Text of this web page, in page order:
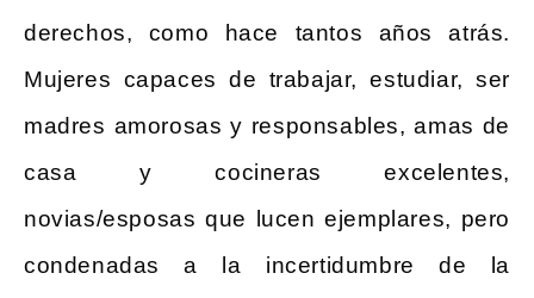
derechos, como hace tantos años atrás.
Mujeres capaces de trabajar, estudiar, ser
madres amorosas y responsables, amas de
casa y cocineras excelentes,
novias/esposas que lucen ejemplares, pero
condenadas a la incertidumbre de la